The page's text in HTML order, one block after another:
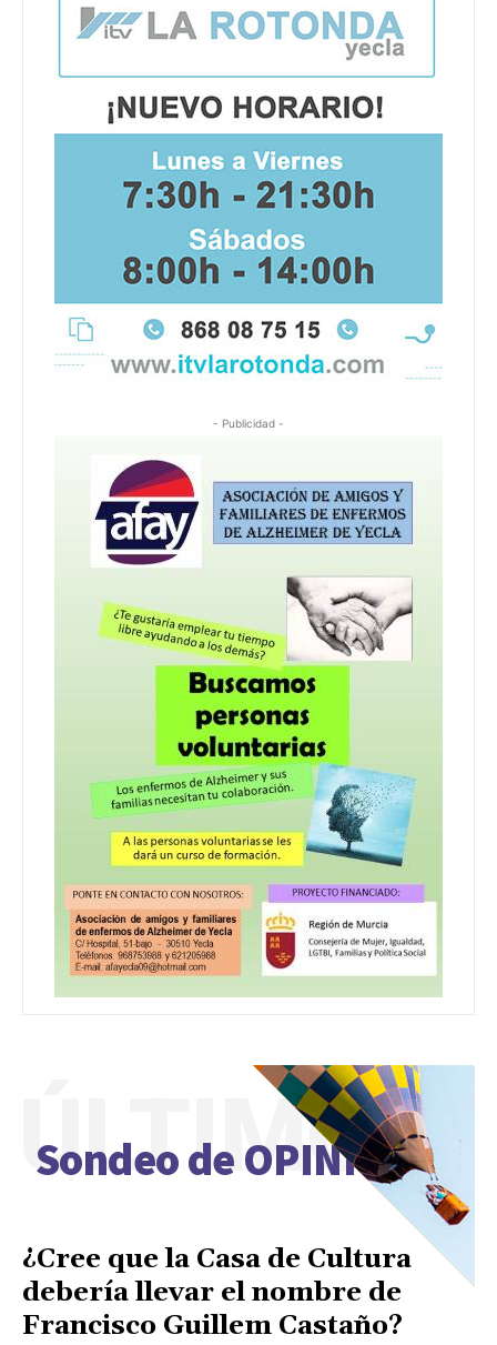
- Publicidad -
Sondeo de OPINIÓN
ÚLTIMO
¿Cree que la Casa de Cultura
debería llevar el nombre de
Francisco Guillem Castaño?